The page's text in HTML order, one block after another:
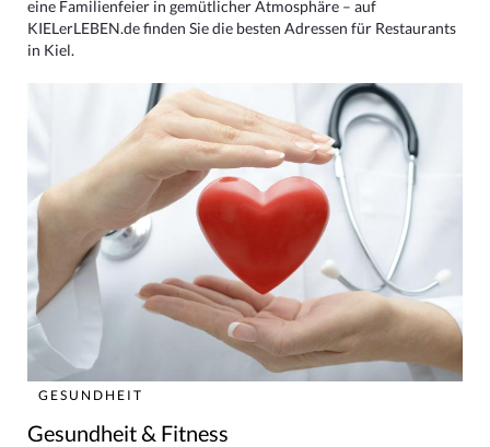
eine Familienfeier in gemütlicher Atmosphäre – auf
KIELerLEBEN.de finden Sie die besten Adressen für Restaurants
in Kiel.
GESUNDHEIT
Gesundheit & Fitness